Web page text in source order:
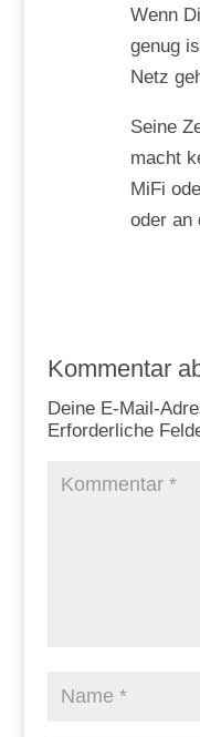
Wenn
genug
Netz
Seine
macht
MiFi
oder an
Kommentar
Deine E-Mail-
Erforderliche